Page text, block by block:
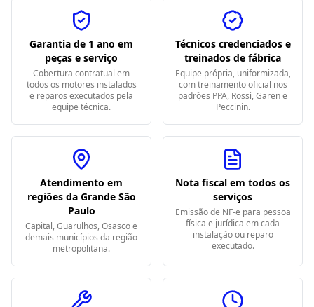
Garantia de 1 ano em
peças e serviço
Cobertura contratual em
todos os motores instalados
e reparos executados pela
equipe técnica.
Técnicos credenciados e
treinados de fábrica
Equipe própria, uniformizada,
com treinamento oficial nos
padrões PPA, Rossi, Garen e
Peccinin.
Atendimento em
regiões da Grande São
Paulo
Capital, Guarulhos, Osasco e
demais municípios da região
metropolitana.
Nota fiscal em todos os
serviços
Emissão de NF-e para pessoa
física e jurídica em cada
instalação ou reparo
executado.